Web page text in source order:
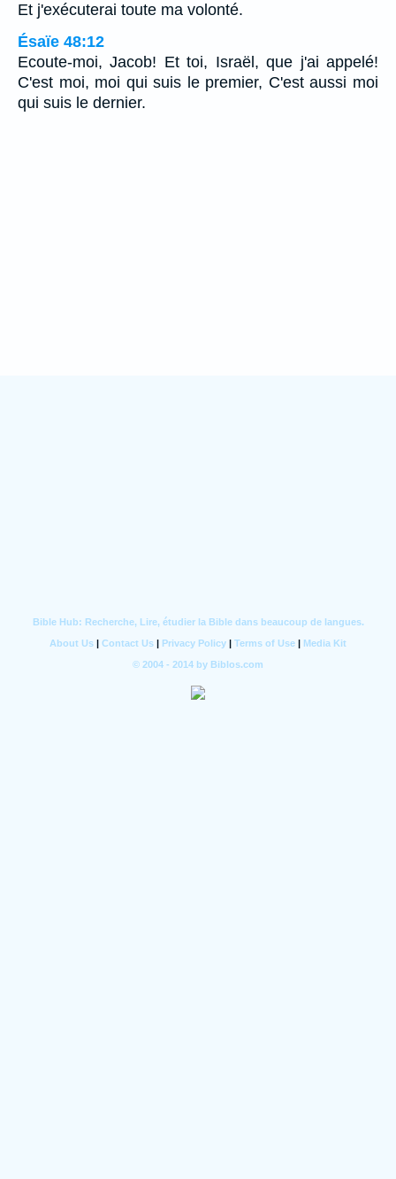
Et j'exécuterai toute ma volonté.
Ésaïe 48:12
Ecoute-moi, Jacob! Et toi, Israël, que j'ai appelé!
C'est moi, moi qui suis le premier, C'est aussi moi
qui suis le dernier.